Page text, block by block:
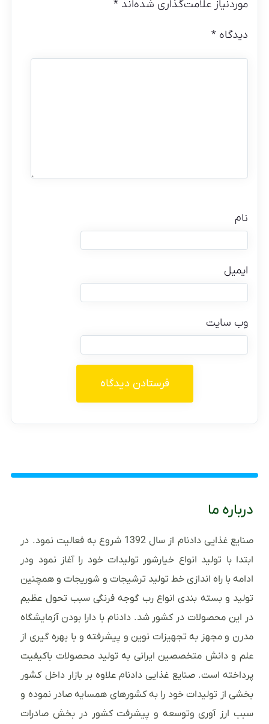
موردنیاز علامت‌گذاری شده‌اند*
دیدگاه*
نام
ایمیل
وب‌ سایت
درباره ما
صنایع غذایی دادنام از سال 1392 شروع به فعالیت نمود. در
ابتدا با تولید انواع خیارشور تولیدات خود را آغاز نمود ودر
ادامه با راه اندازی خط تولید ترشیجات و شوریجات و همچنین
تولید و بسته بندی انواع رب گوجه فرنگی سبب تحول عظیم
در این محصولات در کشور شد. دادنام با دارا بودن آزمایشگاه
مدرن و مجهز به تجهیزات نوین و پیشرفته و با بهره گیری از
علم و دانش متخصصین ایرانی به تولید محصولات باکیفیت
پرداخته است. صنایع غذایی دادنام علاوه بر بازار داخل کشور
بخشی از تولیدات خود را به کشورهای همسایه صادر نموده و
سبب ارز آوری وتوسعه و پیشرفت کشور در بخش صادرات